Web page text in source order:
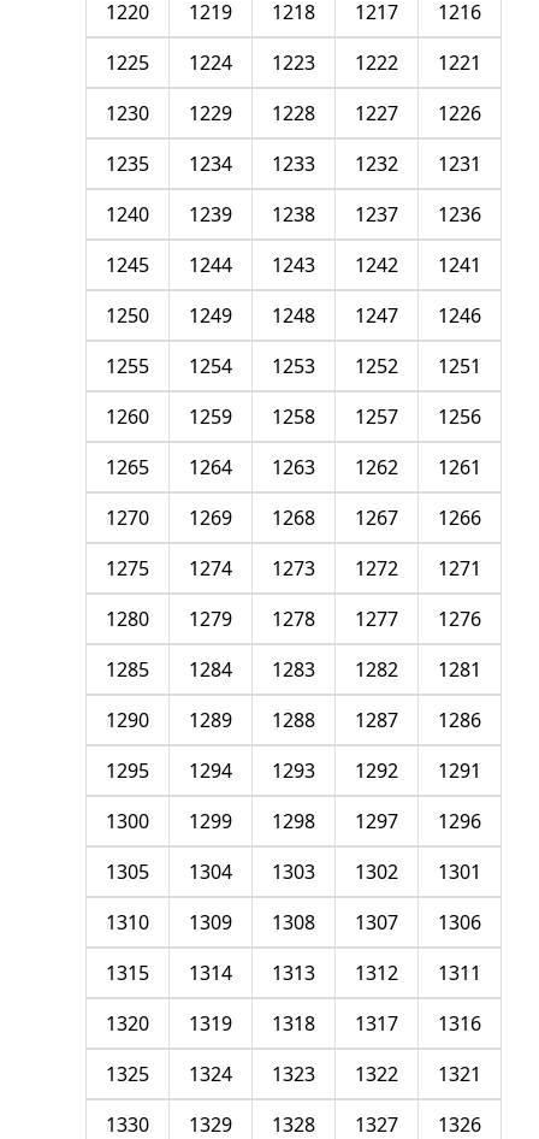
1216
1217
1218
1219
1220
1221
1222
1223
1224
1225
1226
1227
1228
1229
1230
1231
1232
1233
1234
1235
1236
1237
1238
1239
1240
1241
1242
1243
1244
1245
1246
1247
1248
1249
1250
1251
1252
1253
1254
1255
1256
1257
1258
1259
1260
1261
1262
1263
1264
1265
1266
1267
1268
1269
1270
1271
1272
1273
1274
1275
1276
1277
1278
1279
1280
1281
1282
1283
1284
1285
1286
1287
1288
1289
1290
1291
1292
1293
1294
1295
1296
1297
1298
1299
1300
1301
1302
1303
1304
1305
1306
1307
1308
1309
1310
1311
1312
1313
1314
1315
1316
1317
1318
1319
1320
1321
1322
1323
1324
1325
1326
1327
1328
1329
1330